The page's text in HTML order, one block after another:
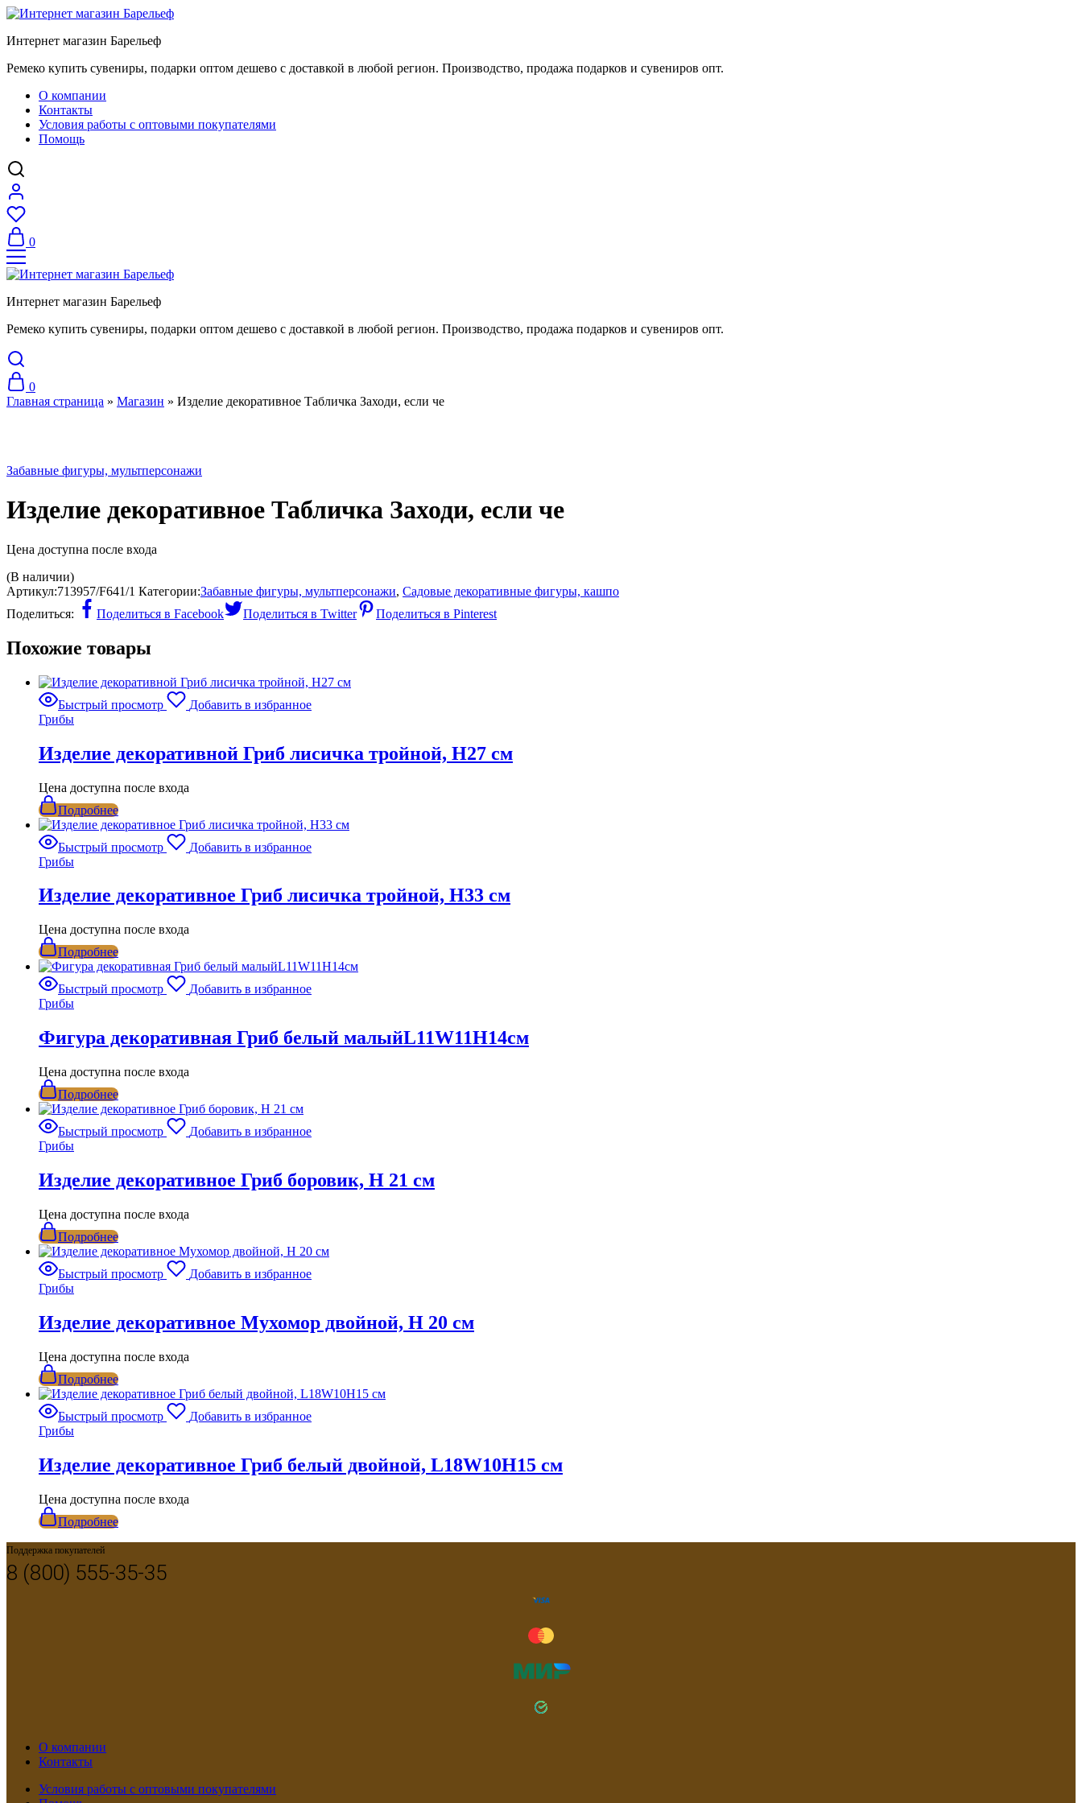
Интернет магазин Барельеф
Ремеко купить сувениры, подарки оптом дешево с доставкой в любой регион. Производство, продажа подарков и сувениров опт.
О компании
Контакты
Условия работы с оптовыми покупателями
Помощь
0
Интернет магазин Барельеф
Ремеко купить сувениры, подарки оптом дешево с доставкой в любой регион. Производство, продажа подарков и сувениров опт.
0
Главная страница » Магазин » Изделие декоративное Табличка Заходи, если че
Забавные фигуры, мультперсонажи
Изделие декоративное Табличка Заходи, если че
Цена доступна после входа
(В наличии)
Артикул:713957/F641/1 Категории:Забавные фигуры, мультперсонажи, Садовые декоративные фигуры, кашпо
Поделиться:
Поделиться в Facebook Поделиться в Twitter Поделиться в Pinterest
Похожие товары
Быстрый просмотр
Добавить в избранное
Грибы
Изделие декоративной Гриб лисичка тройной, Н27 см
Цена доступна после входа
Подробнее
Быстрый просмотр
Добавить в избранное
Грибы
Изделие декоративное Гриб лисичка тройной, Н33 см
Цена доступна после входа
Подробнее
Быстрый просмотр
Добавить в избранное
Грибы
Фигура декоративная Гриб белый малыйL11W11H14см
Цена доступна после входа
Подробнее
Быстрый просмотр
Добавить в избранное
Грибы
Изделие декоративное Гриб боровик, H 21 см
Цена доступна после входа
Подробнее
Быстрый просмотр
Добавить в избранное
Грибы
Изделие декоративное Мухомор двойной, H 20 см
Цена доступна после входа
Подробнее
Быстрый просмотр
Добавить в избранное
Грибы
Изделие декоративное Гриб белый двойной, L18W10H15 см
Цена доступна после входа
Подробнее
Поддержка покупателей
8 (800) 555-35-35
О компании
Контакты
Условия работы с оптовыми покупателями